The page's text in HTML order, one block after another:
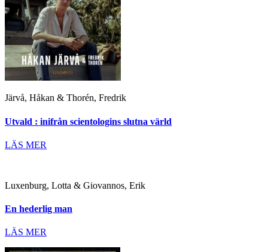
Järvå, Håkan & Thorén, Fredrik
Utvald : inifrån scientologins slutna värld
LÄS MER
Luxenburg, Lotta & Giovannos, Erik
En hederlig man
LÄS MER